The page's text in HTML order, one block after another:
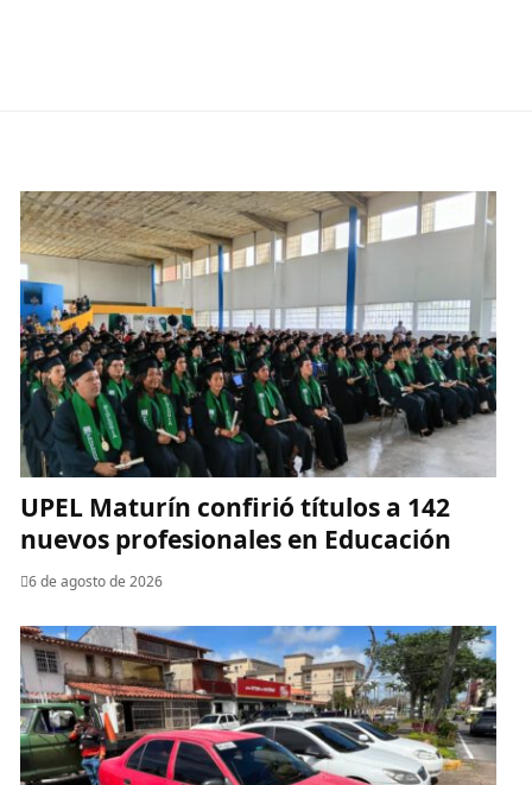
UPEL Maturín confirió títulos a 142
nuevos profesionales en Educación
6 de agosto de 2026